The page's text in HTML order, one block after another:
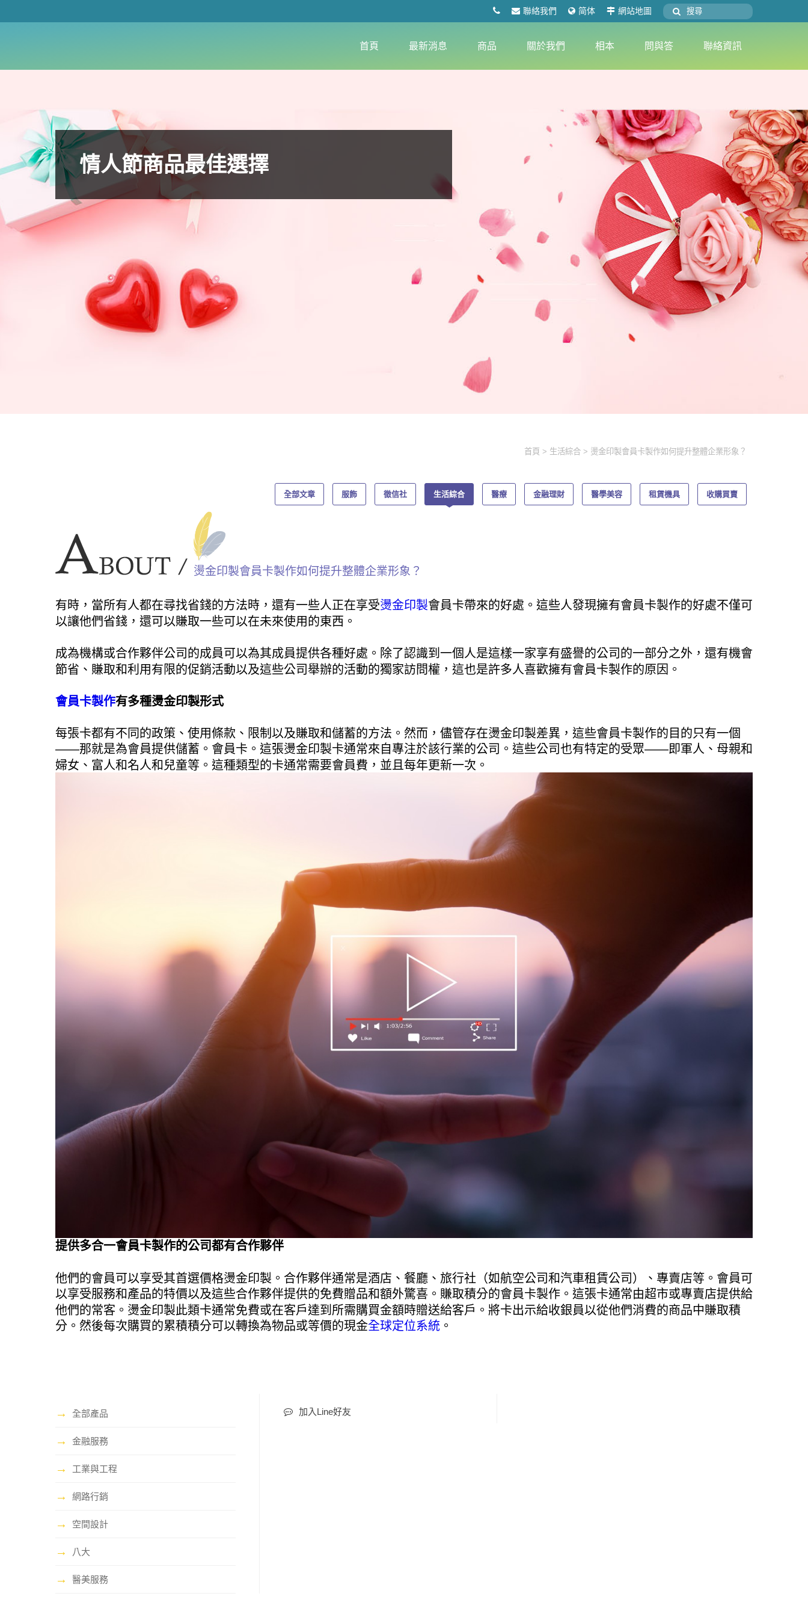
聯絡我們 简体 網站地圖
首頁 最新消息 商品 關於我們 相本 問與答 聯絡資訊
情人節商品最佳選擇
首頁 生活綜合 燙金印製會員卡製作如何提升整體企業形象？
全部文章 服飾 徵信社 生活綜合 醫療 金融理財 醫學美容 租賃機具 收購買賣
燙金印製會員卡製作如何提升整體企業形象？
有時，當所有人都在尋找省錢的方法時，還有一些人正在享受燙金印製會員卡帶來的好處。這些人發現擁有會員卡製作的好處不僅可
以讓他們省錢，還可以賺取一些可以在未來使用的東西。
成為機構或合作夥伴公司的成員可以為其成員提供各種好處。除了認識到一個人是這樣一家享有盛譽的公司的一部分之外，還有機會
節省、賺取和利用有限的促銷活動以及這些公司舉辦的活動的獨家訪問權，這也是許多人喜歡擁有會員卡製作的原因。
會員卡製作有多種燙金印製形式
每張卡都有不同的政策、使用條款、限制以及賺取和儲蓄的方法。然而，儘管存在燙金印製差異，這些會員卡製作的目的只有一個
——那就是為會員提供儲蓄。會員卡。這張燙金印製卡通常來自專注於該行業的公司。這些公司也有特定的受眾——即軍人、母親和
婦女、富人和名人和兒童等。這種類型的卡通常需要會員費，並且每年更新一次。
提供多合一會員卡製作的公司都有合作夥伴
他們的會員可以享受其首選價格燙金印製。合作夥伴通常是酒店、餐廳、旅行社（如航空公司和汽車租賃公司）、專賣店等。會員可
以享受服務和產品的特價以及這些合作夥伴提供的免費贈品和額外驚喜。賺取積分的會員卡製作。這張卡通常由超市或專賣店提供給
他們的常客。燙金印製此類卡通常免費或在客戶達到所需購買金額時贈送給客戶。將卡出示給收銀員以從他們消費的商品中賺取積
分。然後每次購買的累積積分可以轉換為物品或等價的現金全球定位系統 。
→ 全部產品
→ 金融服務
→ 工業與工程
→ 網路行銷
→ 空間設計
→ 八大
→ 醫美服務
加入Line好友